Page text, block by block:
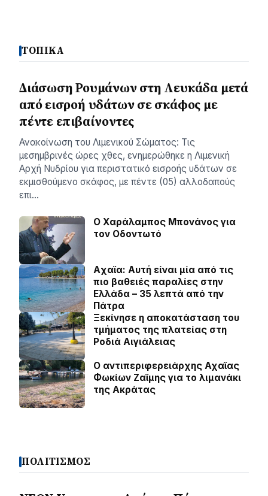
ΤΟΠΙΚΑ
Διάσωση Ρουμάνων στη Λευκάδα μετά
από εισροή υδάτων σε σκάφος με
πέντε επιβαίνοντες
Ανακοίνωση του Λιμενικού Σώματος: Τις
μεσημβρινές ώρες χθες, ενημερώθηκε η Λιμενική
Αρχή Νυδρίου για περιστατικό εισροής υδάτων σε
εκμισθούμενο σκάφος, με πέντε (05) αλλοδαπούς
επι…
Ο Χαράλαμπος Μπονάνος για
τον Οδοντωτό
Aχαϊα: Αυτή είναι μία από τις
πιο βαθειές παραλίες στην
Ελλάδα – 35 λεπτά από την
Πάτρα
Ξεκίνησε η αποκατάσταση του
τμήματος της πλατείας στη
Ροδιά Αιγιάλειας
O αντιπεριφερειάρχης Αχαϊας
Φωκίων Ζαϊμης για το λιμανάκι
της Ακράτας
ΠΟΛΙΤΙΣΜΟΣ